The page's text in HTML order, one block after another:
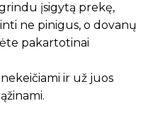
įsigytą prekę,
ne pinigus, o dovanų
pakartotinai
ir už juos